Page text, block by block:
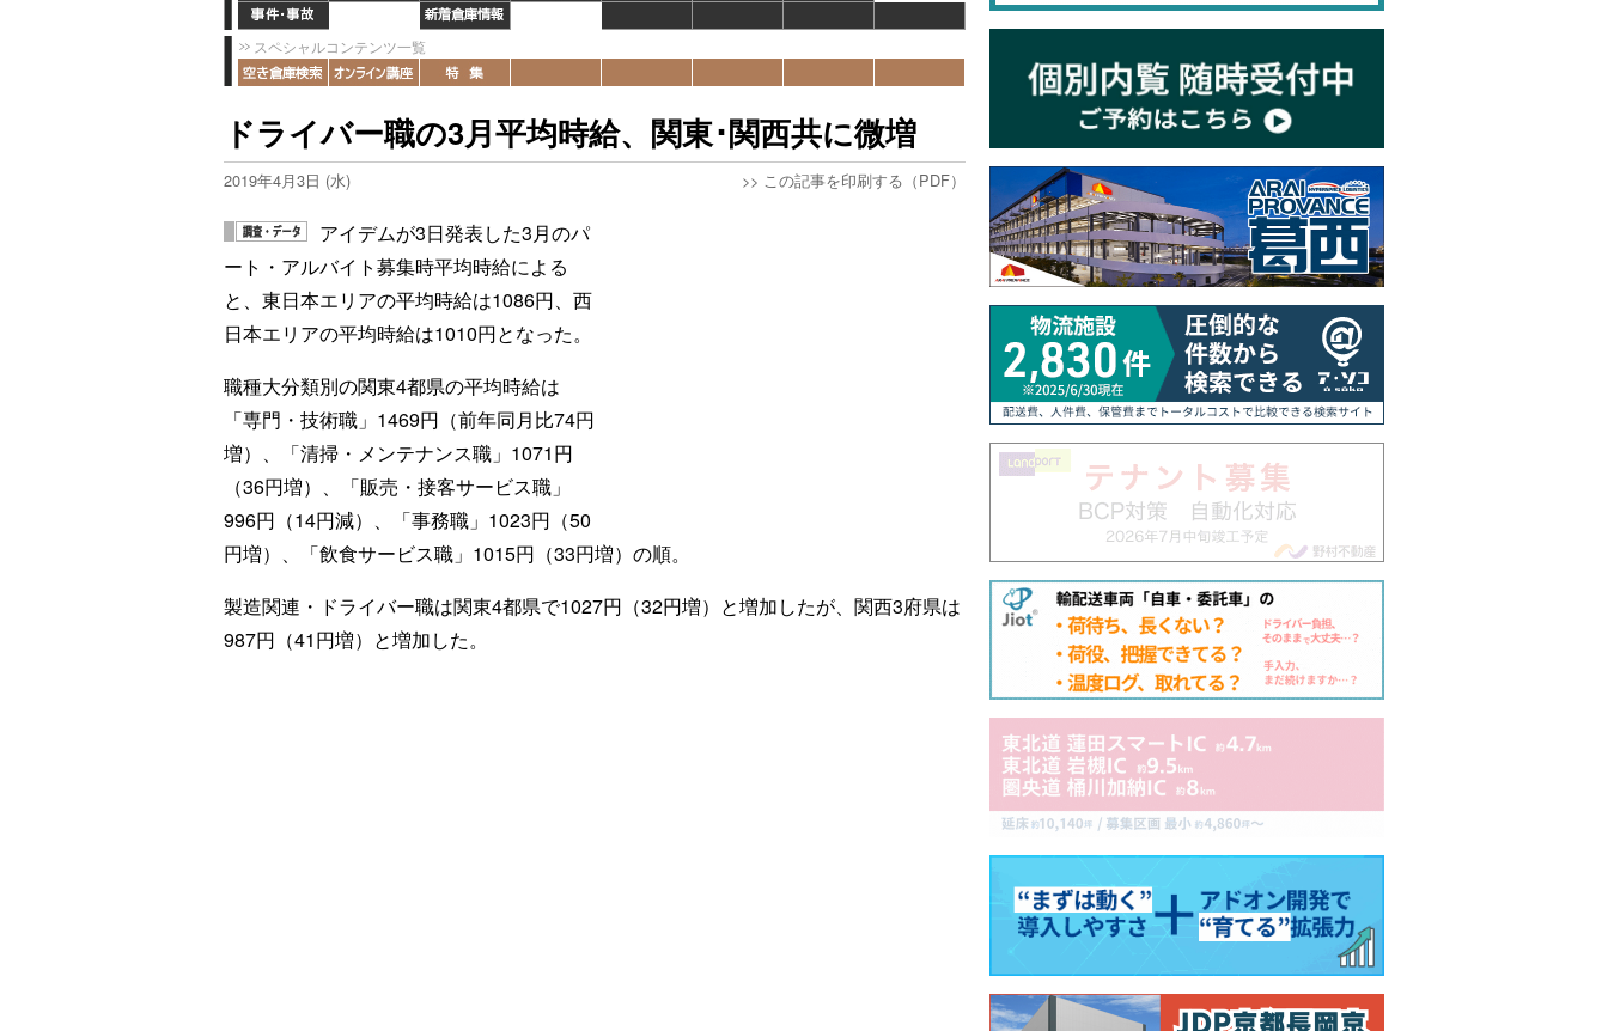
スペシャルコンテンツ一覧
ドライバー職の3月平均時給、関東･関西共に微増
2019年4月3日 (水) >> この記事を印刷する（PDF）
アイデムが3日発表した3月のパ
ート・アルバイト募集時平均時給による
と、東日本エリアの平均時給は1086円、西
日本エリアの平均時給は1010円となった。
職種大分類別の関東4都県の平均時給は
「専門・技術職」1469円（前年同月比74円
増）、「清掃・メンテナンス職」1071円
（36円増）、「販売・接客サービス職」
996円（14円減）、「事務職」1023円（50
円増）、「飲食サービス職」1015円（33円増）の順。
製造関連・ドライバー職は関東4都県で1027円（32円増）と増加したが、関西3府県は
987円（41円増）と増加した。